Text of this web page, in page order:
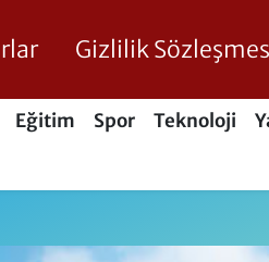
Gizlilik
Eğitim Spor Teknoloji